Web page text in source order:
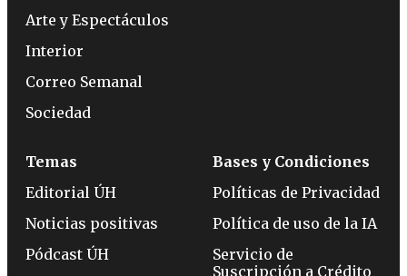
Arte y Espectáculos
Interior
Correo Semanal
Sociedad
Temas
Editorial ÚH
Noticias positivas
Pódcast ÚH
Bases y Condiciones
Políticas de Privacidad
Política de uso de la IA
Servicio de
Suscripción a Crédito